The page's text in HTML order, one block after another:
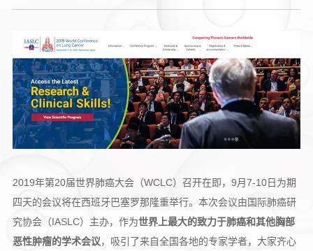
2019年第20届世界肺癌大会（WCLC）召开在即，9月7-10日为期
四天的会议将在西班牙巴塞罗那隆重举行。本次会议由国际肺癌研
究协会（IASLC）主办，作为世界上最大的致力于肺癌和其他胸部
恶性肿瘤的学术会议，吸引了来自全国各地的专家学者，大家齐心